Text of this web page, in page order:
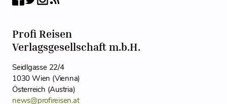
Profi Reisen
Verlagsgesellschaft m.b.H.
Seidlgasse 22/4
1030 Wien (Vienna)
Österreich (Austria)
news@profireisen.at